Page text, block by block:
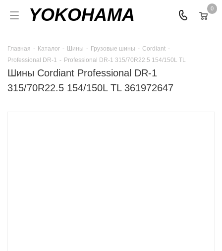
YOKOHAMA 0
Главная - Каталог - Шины - Грузовые шины - Cordiant -
Professional DR-1 - Professional DR-1 315/70R22.5 154/150L TL
Шины Cordiant Professional DR-1
315/70R22.5 154/150L TL 361972647